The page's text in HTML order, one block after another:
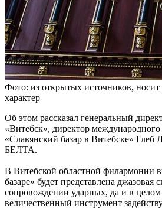
Фото: из открытых источников,
характер
Об этом рассказал генеральный
«Витебск», директор международного
«Славянский базар в Витебске» Глеб
БЕЛТА.
В Витебской областной филармонии
базаре» будет представлена джазовая
сопровождении ударных, да и в целом
величественный инструмент